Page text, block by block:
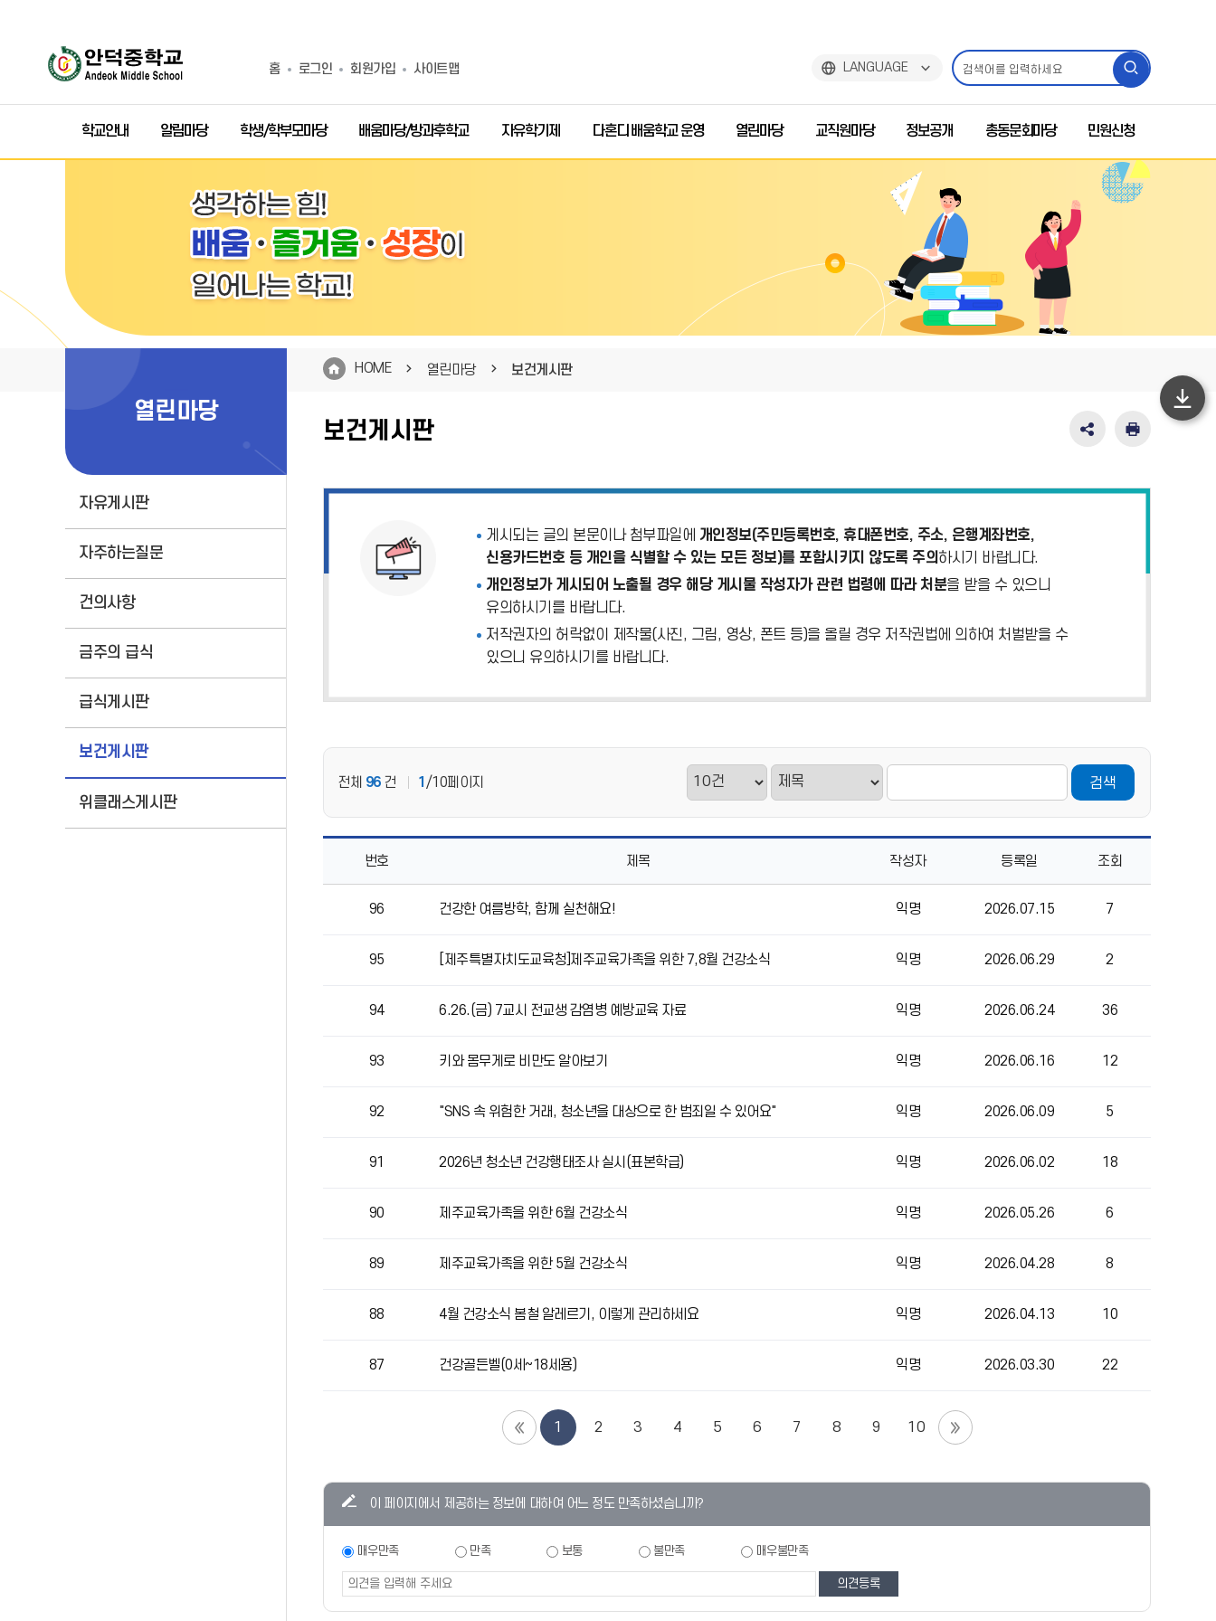
홈 로그인 회원가입 사이트맵 LANGUAGE
검
색
기
학교안내 알림마당 학생/학부모마당 배움마당/방과후학교 자유학기제 다혼디 배움학교 운영 열린마당 교직원마당 정보공개 총동문회마당 민원신청
열린마당
자유게시판
자주하는질문
건의사항
금주의 급식
급식게시판
보건게시판
위클래스게시판
HOME 열린마당 보건게시판
보건게시판
SNS
영
인
게시되는 글의 본문이나 첨부파일에 개인정보(주민등록번호, 휴대폰번호, 주소, 은행계좌번호,
신용카드번호 등 개인을 식별할 수 있는 모든 정보)를 포함시키지 않도록 주의 하시기 바랍니다.
개인정보가 게시되어 노출될 경우 해당 게시물 작성자가 관련 법령에 따라 처분을 받을 수 있으니
유의하시기를 바랍니다.
저작권자의 허락없이 제작물(사진, 그림, 영상, 폰트 등)을 올릴 경우 저작권법에 의하여 처벌받을 수
있으니 유의하시기를 바랍니다.
전체 96 건 1 /10페이지 검색
목록으로
번호 제목 작성자 등록일 조회
96 건강한 여름방학, 함께 실천해요! 익명 2026.07.15 7
95 [제주특별자치도교육청]제주교육가족을 위한 7,8월 건강소식 익명 2026.06.29 2
94 6.26.(금) 7교시 전교생 감염병 예방교육 자료 익명 2026.06.24 36
93 키와 몸무게로 비만도 알아보기 익명 2026.06.16 12
92 "SNS 속 위험한 거래, 청소년을 대상으로 한 범죄일 수 있어요" 익명 2026.06.09 5
91 2026년 청소년 건강행태조사 실시(표본학급) 익명 2026.06.02 18
90 제주교육가족을 위한 6월 건강소식 익명 2026.05.26 6
89 제주교육가족을 위한 5월 건강소식 익명 2026.04.28 8
88 4월 건강소식 봄철 알레르기, 이렇게 관리하세요 익명 2026.04.13 10
87 건강골든벨(0세~18세용) 익명 2026.03.30 22
1 2 3 4 5 6 7 8 9 10
콘텐츠
조사
이 페이지에서 제공하는 정보에 대하여 어느 정도 만족하셨습니까?
만족도
폼
매우만족 만족 보통 불만족 매우불만족
하